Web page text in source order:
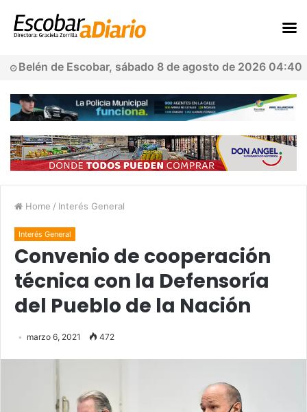
Belén de Escobar, sábado 8 de agosto de 2026 04:40
Home / Interés General
Interés General
Convenio de cooperación
técnica con la Defensoría
del Pueblo de la Nación
marzo 6, 2021 472